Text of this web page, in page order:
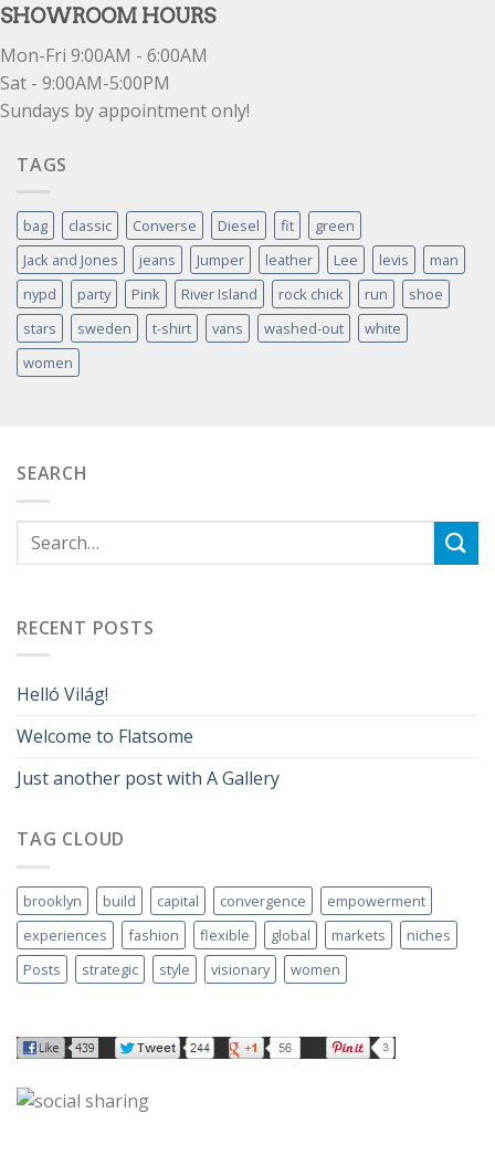
SHOWROOM HOURS
Mon-Fri 9:00AM - 6:00AM
Sat - 9:00AM-5:00PM
Sundays by appointment only!
TAGS
bag classic Converse Diesel fit
green
Jack and Jones
jeans Jumper leather Lee levis
man
nypd
party Pink River Island rock chick run
shoe
stars
sweden t-shirt vans washed-out
white
women
SEARCH
RECENT POSTS
Helló Világ!
Welcome to Flatsome
Just another post with A Gallery
TAG CLOUD
brooklyn build capital convergence
empowerment
experiences
fashion flexible global markets
niches
Posts
strategic style visionary women